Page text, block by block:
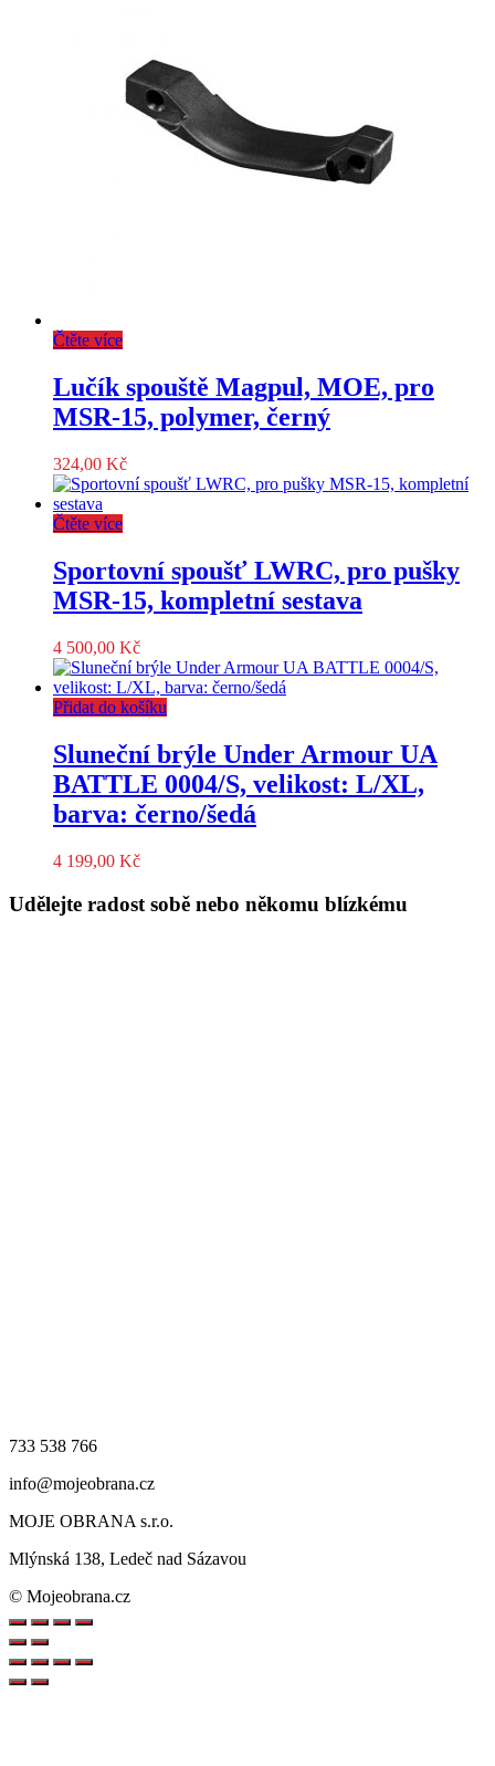
Čtěte více
Lučík spouště Magpul, MOE, pro
MSR-15, polymer, černý
324,00 Kč
Čtěte více
Sportovní spoušť LWRC, pro pušky
MSR-15, kompletní sestava
4 500,00 Kč
Přidat do košíku
Sluneční brýle Under Armour UA
BATTLE 0004/S, velikost: L/XL,
barva: černo/šedá
4 199,00 Kč
Udělejte radost sobě nebo někomu blízkému
733 538 766
info@mojeobrana.cz
MOJE OBRANA s.r.o.
Mlýnská 138, Ledeč nad Sázavou
© Mojeobrana.cz